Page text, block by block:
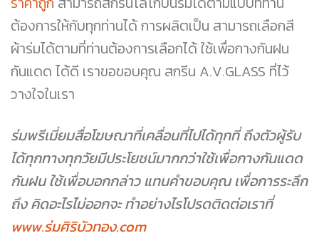
ต้องการให้กับทุกท่านได้ การผลิตเป็น สามารถเลือกสี
ผ้าร่มได้ตามที่ท่านต้องการเลือกได้ ใช้เพื่อกางกันฝน
กันแดด ได้ดี เราขอขอบคุณ สกรีน A.V.GLASS ที่ไว้
วางใจในเรา
ร่มพรีเมี่ยมสื่อโฆษณาที่เคลื่อนที่ไปได้ทุกที่ ถึงตัวผู้รับ
ได้ทุกทางทุกวัยมีประโยชน์มากกว่าใช้เพื่อกางกันแดด
กันฝน ใช้เพื่อบอกกล่าว แทนคำขอบคุณ เพื่อการระลึก
ถึง คิดอะไรไม่ออกจะ ทำอย่างไรโปรดติดต่อเราที่
www.ร่มศิริบัวทอง.com